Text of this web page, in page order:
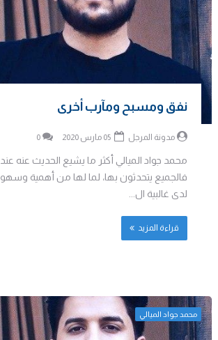
نفق ومسبح ومآرب أخرى
مدونة المرجل 0
محمد جواد الميالي أكثر ما يشيع الحديث عنه
فالجميع يتحدثون بها، لما لها من أهمية
لدى غالبية ال...
قراءة المزيد
محمد جواد الميالي